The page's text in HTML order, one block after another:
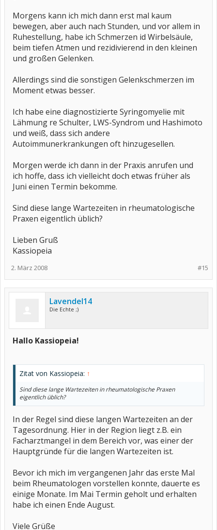
Morgens kann ich mich dann erst mal kaum
bewegen, aber auch nach Stunden, und vor allem in
Ruhestellung, habe ich Schmerzen id Wirbelsäule,
beim tiefen Atmen und rezidivierend in den kleinen
und großen Gelenken.
Allerdings sind die sonstigen Gelenkschmerzen im
Moment etwas besser.
Ich habe eine diagnostizierte Syringomyelie mit
Lähmung re Schulter, LWS-Syndrom und Hashimoto
und weiß, dass sich andere
Autoimmunerkrankungen oft hinzugesellen.
Morgen werde ich dann in der Praxis anrufen und
ich hoffe, dass ich vielleicht doch etwas früher als
Juni einen Termin bekomme.
Sind diese lange Wartezeiten in rheumatologische
Praxen eigentlich üblich?
Lieben Gruß
Kassiopeia
#15
2. März 2008
Lavendel14
Die Echte ;)
Hallo Kassiopeia!
Zitat von Kassiopeia: ↑
Sind diese lange Wartezeiten in rheumatologische Praxen
eigentlich üblich?
In der Regel sind diese langen Wartezeiten an der
Tagesordnung. Hier in der Region liegt z.B. ein
Facharztmangel in dem Bereich vor, was einer der
Hauptgründe für die langen Wartezeiten ist.
Bevor ich mich im vergangenen Jahr das erste Mal
beim Rheumatologen vorstellen konnte, dauerte es
einige Monate. Im Mai Termin geholt und erhalten
habe ich einen Ende August.
Viele Grüße